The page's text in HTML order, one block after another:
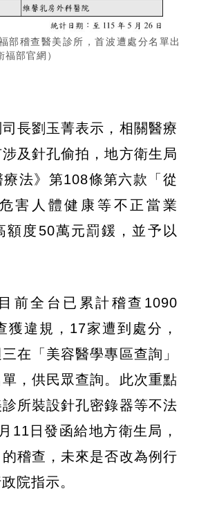
部稽查醫美診所，首波遭處分名單出
部官網）
長劉玉菁表示，相關醫療
及針孔偷拍，地方衛生局
法》第108條第六款「從
害人體健康等不正當業
額度50萬元罰鍰，並予以
前全台已累計稽查1090
獲違規，17家遭到處分，
在「美容醫學專區查詢」
，供民眾查詢。此次重點
所裝設針孔密錄器等不法
11日發函給地方衛生局，
稽查，未來是否改為例行
院指示。